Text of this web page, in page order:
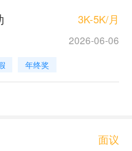
3K-5K/月
2026-06-06
年终奖
面议